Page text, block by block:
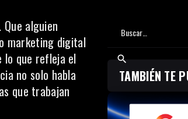
alguien
marketing digital
lo que refleja el
no solo habla
que trabajan
TAMBIÉN TE